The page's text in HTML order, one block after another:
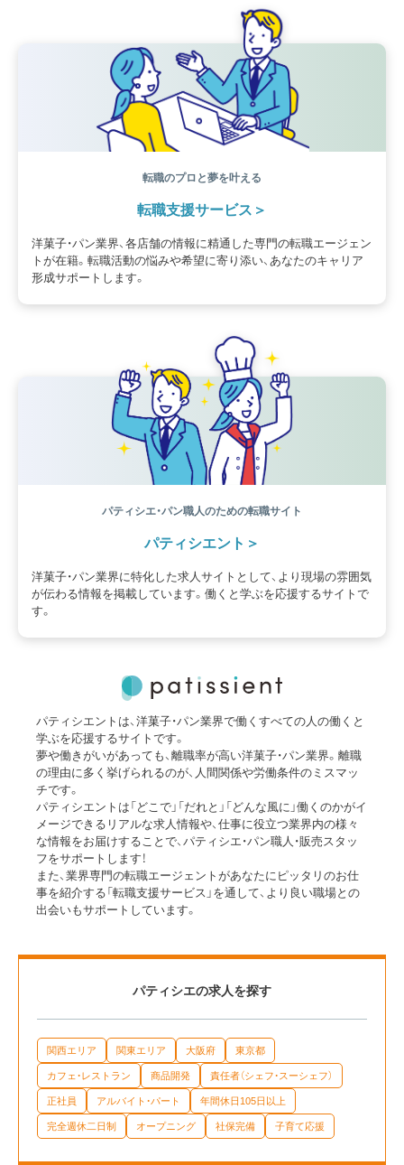
ベーカリー 工場
生菓子
アシェットデセール
フランス オーブン担当 チョコレート
転職のプロと夢を叶える
転職支援サービス
洋菓子・パン業界、各店舗の情報に精通した専門の転職エージェン
トが在籍。転職活動の悩みや希望に寄り添い、あなたのキャリア
形成サポートします。
パティシエ・パン職人のための転職サイト
パティシエント
洋菓子・パン業界に特化した求人サイトとして、より現場の雰囲気
が伝わる情報を掲載しています。働くと学ぶを応援するサイトで
す。
パティシエントは、洋菓子・パン業界で働くすべての人の働くと
学ぶを応援するサイトです。
夢や働きがいがあっても、離職率が高い洋菓子・パン業界。離職
の理由に多く挙げられるのが、人間関係や労働条件のミスマッ
チです。
パティシエントは「どこで」「だれと」「どんな風に」働くのかがイ
メージできるリアルな求人情報や、仕事に役立つ業界内の様々
な情報をお届けすることで、パティシエ・パン職人・販売スタッ
フをサポートします！
また、業界専門の転職エージェントがあなたにピッタリのお仕
事を紹介する「転職支援サービス」を通して、より良い職場との
出会いもサポートしています。
パティシエの求人を探す
関西エリア 関東エリア 大阪府 東京都
カフェ・レストラン 商品開発 責任者（シェフ・スーシェフ）
正社員 アルバイト・パート 年間休日105日以上
完全週休二日制 オープニング 社保完備 子育て応援